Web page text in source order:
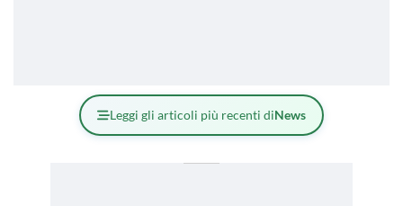
Leggi gli articoli più recenti diNews